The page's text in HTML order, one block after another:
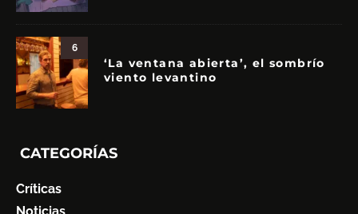
6
‘La ventana abierta’, el sombrío
viento levantino
CATEGORÍAS
Críticas